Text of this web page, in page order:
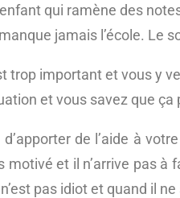
qui ramène des
jamais l’école. Le
trop important et vous y
et vous savez que
de l’aide à
motivé et il n’arrive pas
pas idiot et quand il